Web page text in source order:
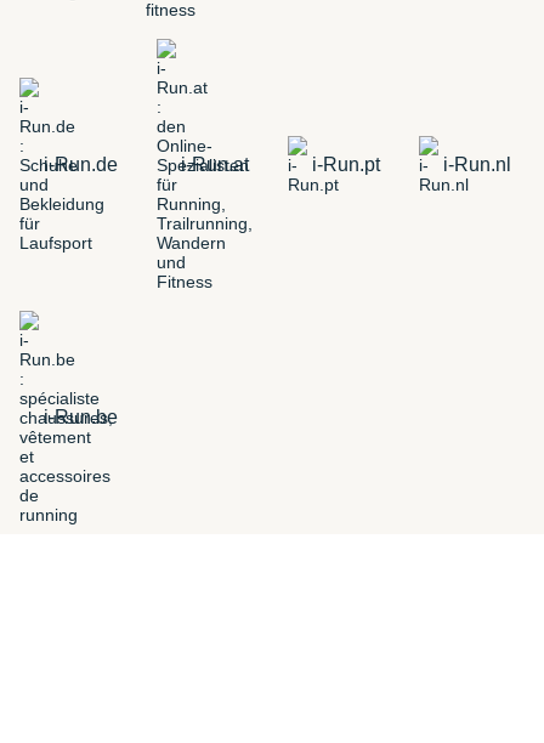
i-Run.de i-Run.at i-Run.pt i-Run.nl
i-Run.be